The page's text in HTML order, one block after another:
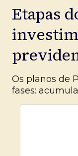
Etapas
Os planos de
fases: